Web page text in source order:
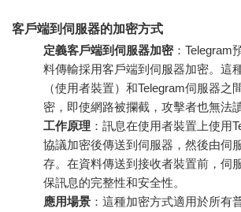
客戶端到伺服器的加密方式
定義客戶端到伺服器加密：Telegram
料傳輸採用客戶端到伺服器加密。這
（使用者裝置）和Telegram伺服器之
密，即使網路被攔截，攻擊者也無法
工作原理 ：訊息在使用者裝置上使用
協議加密後傳送到伺服器，然後由伺
存。在資料傳送到接收者裝置前，伺
保訊息的完整性和安全性。
應用場景 ：這種加密方式適用於所有